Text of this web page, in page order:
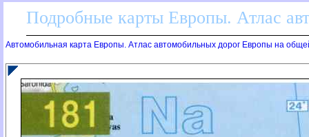
Подробные карты Европы. Атлас
Автомобильная карта Европы. Атлас автомобильных дорог Европы на